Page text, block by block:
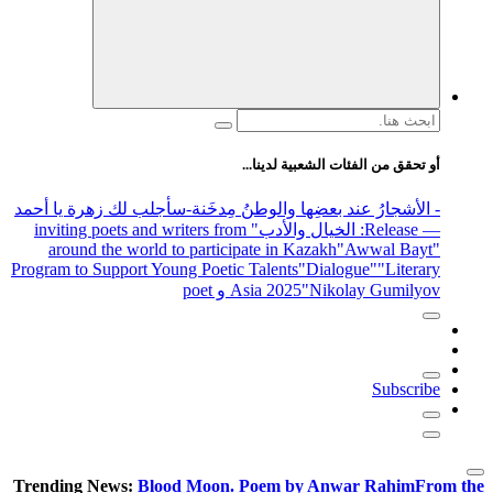
لدينا...
والوطنُ مِدخَنة-سأجلب لك زهرة يا أحمد
" inviting poets and writers from
around the world to participate in
Program to Support Young Poetic Talents
Asia
Trending News: Blood Moon. Poem